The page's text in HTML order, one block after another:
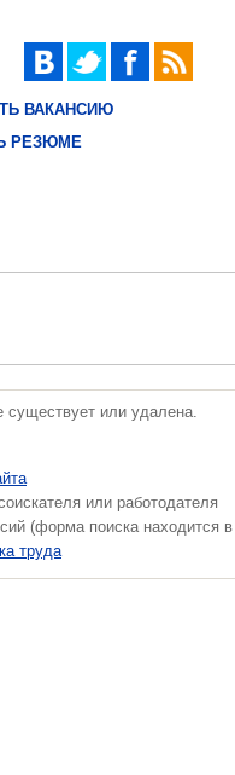
ВАКАНСИЮ
РЕЗЮМЕ
существует или удалена.
или работодателя
(форма поиска находится
труда